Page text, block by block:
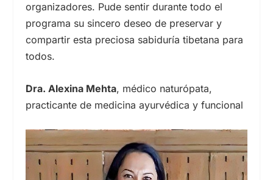
organizadores. Pude sentir durante todo el
programa su sincero deseo de preservar y
compartir esta preciosa sabiduría tibetana para
todos.
Dra. Alexina Mehta, médico naturópata,
practicante de medicina ayurvédica y funcional